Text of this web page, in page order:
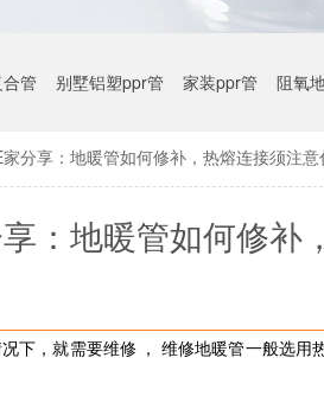
管 别墅铝塑ppr管 家装ppr管 阻氧
分享：地暖管如何修补，热熔连接须注意
：地暖管如何修补
下，就需要维修 ， 维修地暖管一般选用